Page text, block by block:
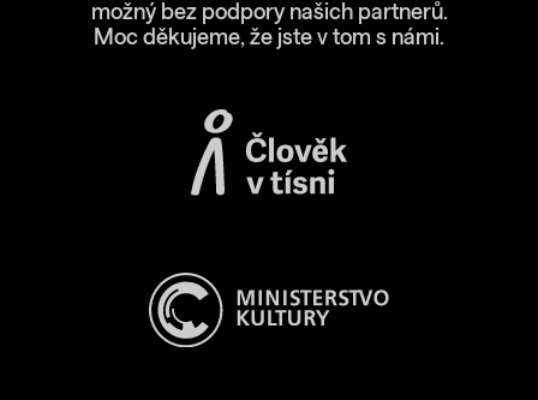
možný bez podpory našich partnerů.
Moc děkujeme, že jste v tom s námi.